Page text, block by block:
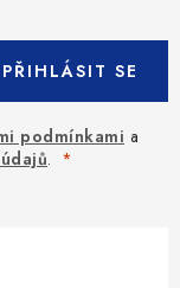
podmínkami a
.
PŘIHLÁSIT SE